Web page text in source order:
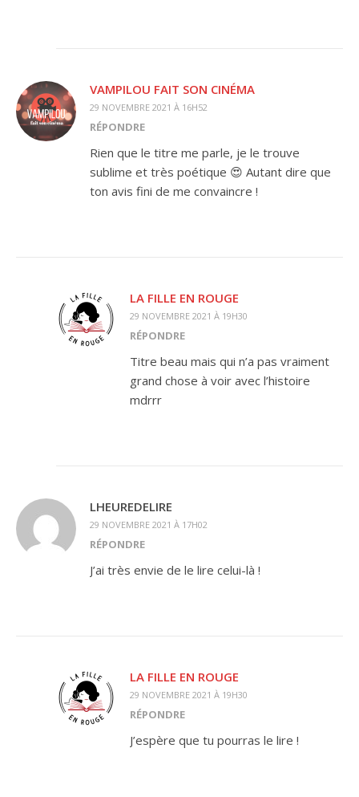
VAMPILOU FAIT SON CINÉMA
29 NOVEMBRE 2021 À 16H52
RÉPONDRE
Rien que le titre me parle, je le trouve
sublime et très poétique 😍 Autant dire que
ton avis fini de me convaincre !
LA FILLE EN ROUGE
29 NOVEMBRE 2021 À 19H30
RÉPONDRE
Titre beau mais qui n’a pas vraiment
grand chose à voir avec l’histoire
mdrrr
LHEUREDELIRE
29 NOVEMBRE 2021 À 17H02
RÉPONDRE
J’ai très envie de le lire celui-là !
LA FILLE EN ROUGE
29 NOVEMBRE 2021 À 19H30
RÉPONDRE
J’espère que tu pourras le lire !